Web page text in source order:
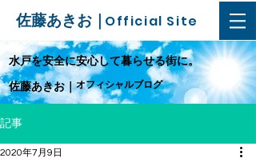
Official Site
佐藤あきお｜
​水戸を安全に安心して暮らせる街に。
佐藤あきお｜オフィシャルブログ
記事
2020年7月9日